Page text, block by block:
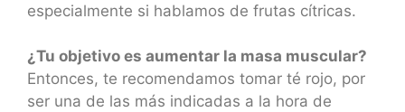
especialmente si hablamos de frutas cítricas.
¿Tu objetivo es aumentar la masa muscular?
Entonces, te recomendamos tomar té rojo, por
ser una de las más indicadas a la hora de